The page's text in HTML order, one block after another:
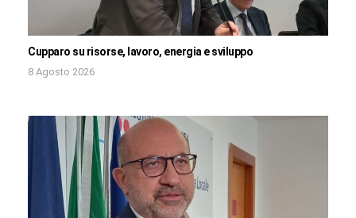
Cupparo su risorse, lavoro, energia e sviluppo
8 Agosto 2026